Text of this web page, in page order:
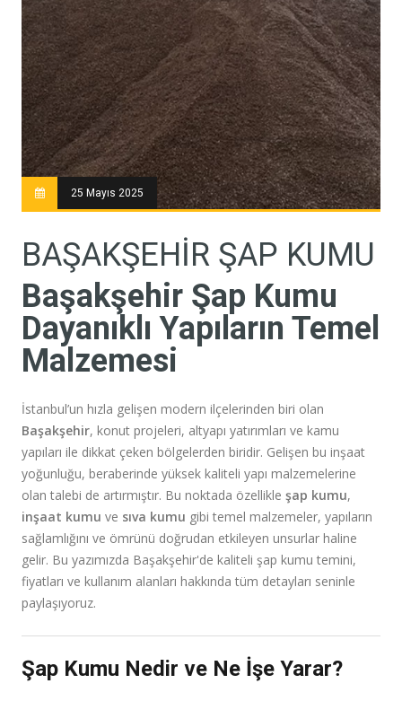
BAŞAKŞEHIR ŞAP KUMU
25 Mayıs 2025
Başakşehir Şap Kumu
Dayanıklı Yapıların Temel
Malzemesi
İstanbul’un hızla gelişen modern ilçelerinden biri olan
Başakşehir, konut projeleri, altyapı yatırımları ve kamu
yapıları ile dikkat çeken bölgelerden biridir. Gelişen bu inşaat
yoğunluğu, beraberinde yüksek kaliteli yapı malzemelerine
olan talebi de artırmıştır. Bu noktada özellikle şap kumu,
inşaat kumu ve sıva kumu gibi temel malzemeler, yapıların
sağlamlığını ve ömrünü doğrudan etkileyen unsurlar haline
gelir. Bu yazımızda Başakşehir'de kaliteli şap kumu temini,
fiyatları ve kullanım alanları hakkında tüm detayları seninle
paylaşıyoruz.
Şap Kumu Nedir ve Ne İşe Yarar?